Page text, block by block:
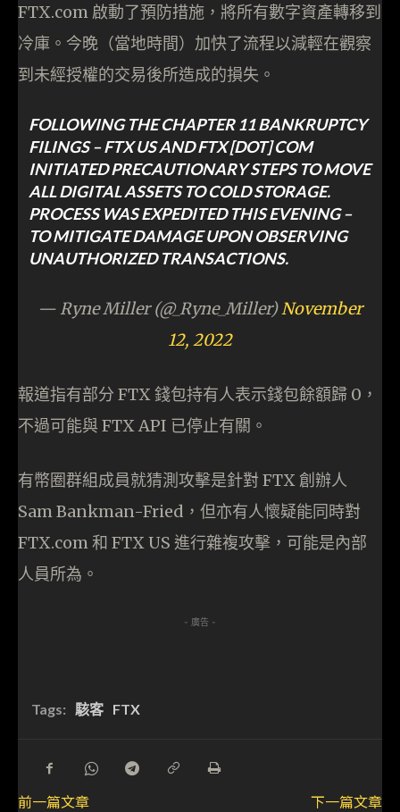
FTX.com 啟動了預防措施，將所有數字資產轉移到
冷庫。今晚（當地時間）加快了流程以減輕在觀察
到未經授權的交易後所造成的損失。
FOLLOWING THE CHAPTER 11 BANKRUPTCY
FILINGS – FTX US AND FTX [DOT] COM
INITIATED PRECAUTIONARY STEPS TO MOVE
ALL DIGITAL ASSETS TO COLD STORAGE.
PROCESS WAS EXPEDITED THIS EVENING –
TO MITIGATE DAMAGE UPON OBSERVING
UNAUTHORIZED TRANSACTIONS.
— Ryne Miller (@_Ryne_Miller)November
12, 2022
報道指有部分 FTX 錢包持有人表示錢包餘額歸 0，
不過可能與 FTX API 已停止有關。
有幣圈群組成員就猜測攻擊是針對 FTX 創辦人
Sam Bankman-Fried，但亦有人懷疑能同時對
FTX.com 和 FTX US 進行雜複攻擊，可能是內部
人員所為。
- 廣告 -
Tags: 駭客 FTX
前一篇文章
下一篇文章